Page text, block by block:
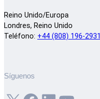
Reino Unido/Europa
Londres, Reino Unido
Teléfono: +44 (808) 196-2931
Síguenos